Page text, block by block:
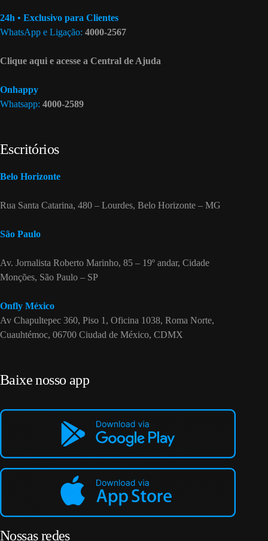
24h • Exclusivo para Clientes
WhatsApp e Ligação: 4000-2567
Clique aqui e acesse a Central de Ajuda
Onhappy
Whatsapp: 4000-2589
Escritórios
Belo Horizonte
Rua Santa Catarina, 480 – Lourdes, Belo Horizonte – MG
São Paulo
Av. Jornalista Roberto Marinho, 85 – 19º andar, Cidade
Monções, São Paulo – SP
Onfly México
Av Chapultepec 360, Piso 1, Oficina 1038, Roma Norte,
Cuauhtémoc, 06700 Ciudad de México, CDMX
Baixe nosso app
Nossas redes